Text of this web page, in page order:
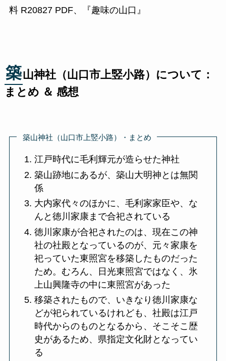
料 R20827 PDF、『趣味の山口』
築山神社（山口市上竪小路）について：
まとめ ＆ 感想
築山神社（山口市上竪小路）・まとめ
江戸時代に毛利輝元が造らせた神社
築山跡地にあるが、築山大明神とは無関
係
大内家代々のほかに、毛利家家臣や、な
んと徳川家康まで合祀されている
徳川家康が合祀されたのは、現在この神
社の社殿となっているのが、元々家康を
祀っていた東照宮を移築したものだった
ため。むろん、日光東照宮ではなく、氷
上山興隆寺の中に東照宮があった
移築されたもので、いきなり徳川家康な
どが祀られているけれども、社殿は江戸
時代からのものとなるから、そこそこ歴
史があるため、県指定文化財となってい
る